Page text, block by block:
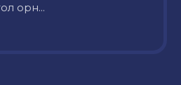
орн...